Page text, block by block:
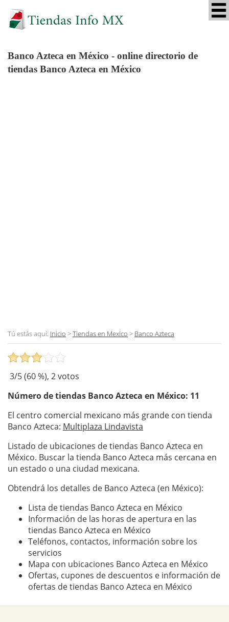
Banco Azteca en México - online directorio de
tiendas Banco Azteca en México
Tú estás aquí: Inicio >Tiendas en Mexico > Banco Azteca
3/5 (60%), 2votos
Número de tiendas Banco Azteca en México: 11
El centro comercial mexicano más grande con tienda
Banco Azteca: Multiplaza Lindavista
Listado de ubicaciones de tiendas Banco Azteca en
México. Buscar la tienda Banco Azteca más cercana en
un estado o una ciudad mexicana.
Obtendrá los detalles de Banco Azteca (en México):
Lista de tiendas Banco Azteca en México
Información de las horas de apertura en las
tiendas Banco Azteca en México
Teléfonos, contactos, información sobre los
servicios
Mapa con ubicaciones Banco Azteca en México
Ofertas, cupones de descuentos e información de
ofertas de tiendas Banco Azteca en México